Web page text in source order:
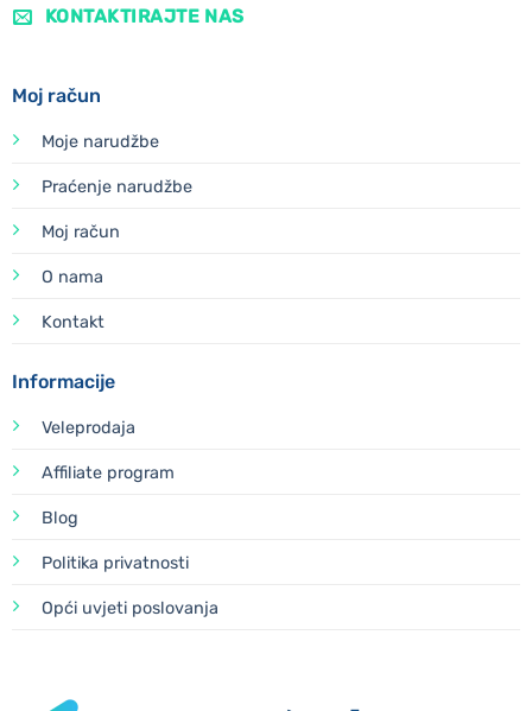
KONTAKTIRAJTE NAS
Moj račun
Moje narudžbe
Praćenje narudžbe
Moj račun
O nama
Kontakt
Informacije
Veleprodaja
Affiliate program
Blog
Politika privatnosti
Opći uvjeti poslovanja